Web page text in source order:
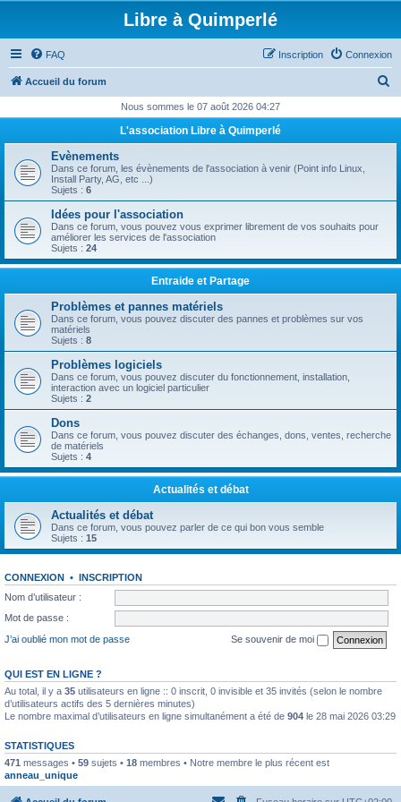
Libre à Quimperlé
FAQ Connexion
Inscription
Accueil du forum
h
Nous sommes le 07 août 2026 04:27
L'association Libre à Quimperlé
Evènements
Dans ce forum, les évènements de l'association à venir (Point info Linux,
Install Party, AG, etc ...)
Sujets : 6
Idées pour l'association
Dans ce forum, vous pouvez vous exprimer librement de vos souhaits pour
améliorer les services de l'association
Sujets : 24
Entraide et Partage
Problèmes et pannes matériels
Dans ce forum, vous pouvez discuter des pannes et problèmes sur vos
matériels
Sujets : 8
Problèmes logiciels
Dans ce forum, vous pouvez discuter du fonctionnement, installation,
interaction avec un logiciel particulier
Sujets : 2
Dons
Dans ce forum, vous pouvez discuter des échanges, dons, ventes, recherche
de matériels
Sujets : 4
Actualités et débat
Actualités et débat
Dans ce forum, vous pouvez parler de ce qui bon vous semble
Sujets : 15
CONNEXION • INSCRIPTION
Nom d’utilisateur :
Mot de passe :
J’ai oublié mon mot de passe
Se souvenir de moi
QUI EST EN LIGNE ?
Au total, il y a 35 utilisateurs en ligne :: 0 inscrit, 0 invisible et 35 invités (selon le nombre
d’utilisateurs actifs des 5 dernières minutes)
Le nombre maximal d’utilisateurs en ligne simultanément a été de 904 le 28 mai 2026 03:29
STATISTIQUES
471 messages • 59 sujets • 18 membres • Notre membre le plus récent est
anneau_unique